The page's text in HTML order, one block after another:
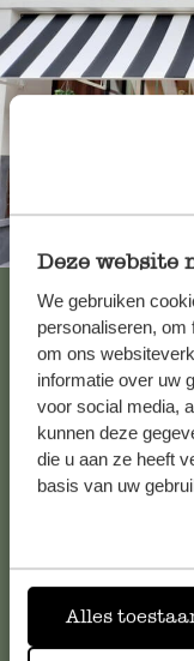
Deze website
We gebruiken
personaliseren, om
om ons
informatie over uw
voor social media,
kunnen deze
die u aan ze heeft
basis van uw
Alles
Immer
Alle 62
Falls Sie Fragen
Sie sich bitte an